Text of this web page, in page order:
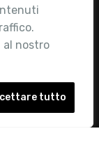
al nostro
tutto